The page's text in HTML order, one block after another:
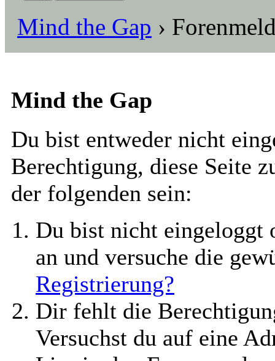
Mind the Gap ›
Mind the Gap
Du bist entweder nicht
Berechtigung, diese Seite
der folgenden sein:
Du bist nicht eingeloggt
an und versuche die
Registrierung?
Dir fehlt die
Versuchst du auf eine